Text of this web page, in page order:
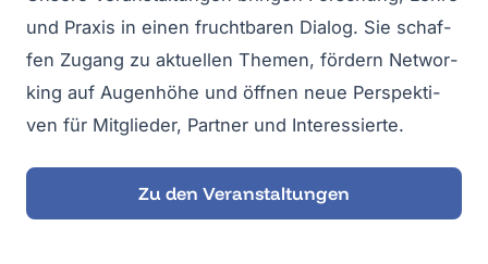
und Pra­xis in einen frucht­ba­ren Dia­log. Sie schaf­
fen Zugang zu aktu­el­len The­men, för­dern Net­wor­
king auf Augen­hö­he und öff­nen neue Per­spek­ti­
ven für Mit­glie­der, Part­ner und Inter­es­sier­te.
Zu den Ver­an­stal­tun­gen